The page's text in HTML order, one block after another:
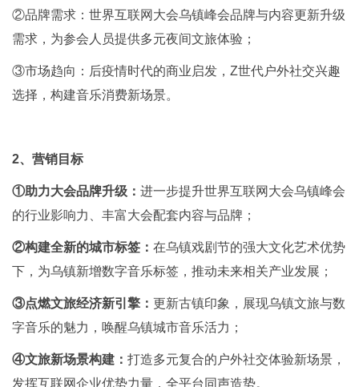
②品牌需求：世界互联网大会乌镇峰会品牌与内容更新升级
需求，为参会人员提供多元夜间文旅体验；
③市场趋向：后疫情时代的商业启发，Z世代户外社交兴趣
选择，构建音乐消费新场景。
2、营销目标
①助力大会品牌升级： 进一步提升世界互联网大会乌镇峰会
的行业影响力、丰富大会配套内容与品牌；
②构建全新的城市标签： 在乌镇戏剧节的强大文化艺术优势
下，为乌镇新增数字音乐标签，推动未来相关产业发展；
③点燃文旅经济新引擎： 更新古镇印象，展现乌镇文旅与数
字音乐的魅力，唤醒乌镇城市音乐活力；
④文旅新场景构建： 打造多元复合的户外社交体验新场景，
发挥互联网企业优势力量，全平台同声造势。